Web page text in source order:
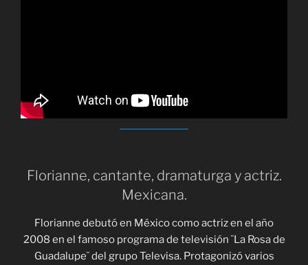
Florianne, cantante, dramaturga y actriz.
Mexicana.
Florianne debutó en México como actriz en el año
2008 en el famoso programa de televisión ¨La Rosa de
Guadalupe¨ del grupo Televisa. Protagonizó varios